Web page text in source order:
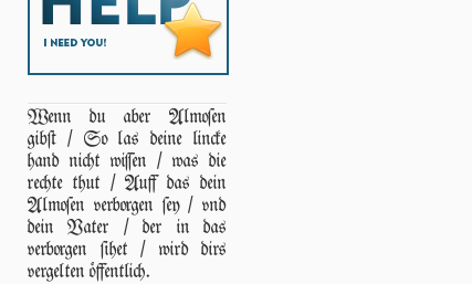
Wenn du aber Almoſen
gibſt / So las deine lincke
hand nicht wiſſen / was die
rechte thut / Auff das dein
Almoſen verborgen ſey / vnd
dein Vater / der in das
verborgen ſihet / wird dirs
vergelten öffentlich.